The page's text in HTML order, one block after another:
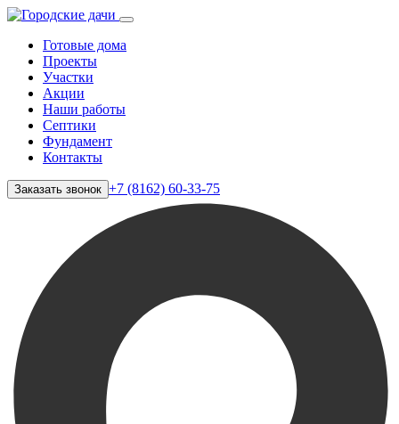
Готовые дома
Проекты
Участки
Акции
Наши работы
Септики
Фундамент
Контакты
Заказать звонок +7 (8162) 60-33-75